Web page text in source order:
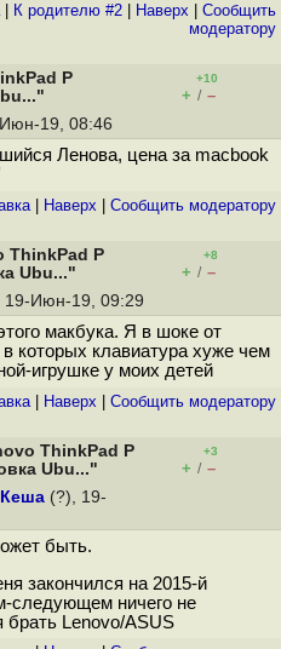
| К родителю #2 Наверх
Cообщить
модератору
P
+10
+ / –
19, 08:46
Ленова, цена за macbook
| Наверх Cообщить модератору
ThinkPad P
Ubu..."
+8
+ / –
19-Июн-19, 09:29
макбука. Я в шоке от
которых клавиатура хуже чем
игрушке у моих детей
| Наверх Cообщить модератору
ThinkPad P
Ubu..."
+3
+ / –
Кеша (?), 19-
быть.
закончился на 2015-й
следующем ничего не
брать Lenovo/ASUS